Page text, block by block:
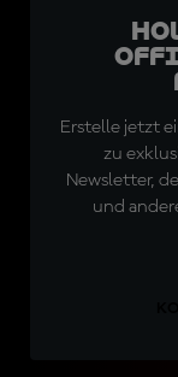
Erstelle jetzt
zu
Newsletter,
und